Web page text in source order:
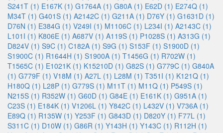
S241T (1) E167K (1) G1764A (1) G80A (1) E62D (1) E274Q (1)
M34T (1) G401S (1) A2142C (1) G211A (1) D76Y (1) G1631D (1)
D76N (1) E384G (1) V249I (1) M1106C (1) L234I (1) A2143C (1)
L101I (1) K806E (1) A687V (1) A119S (1) P1028S (1) A313G (1)
D824V (1) S9C (1) C182A (1) S9G (1) S153F (1) S1900D (1)
S1900C (1) R1644H (1) S1900A (1) T1456G (1) R702W (1)
T1565C (1) E1021K (1) K15210D (1) G82S (1) G779C (1) G840A
(1) G779F (1) V18M (1) A27L (1) L28M (1) T351I (1) K121Q (1)
H180Q (1) L28P (1) G779S (1) M11T (1) M11Q (1) P549S (1)
N215S (1) R352W (1) G60D (1) G84E (1) E161K (1) G951A (1)
C23S (1) E184K (1) V1206L (1) Y842C (1) L432V (1) V736A (1)
E89Q (1) R135W (1) Y253F (1) G843D (1) D820Y (1) F77L (1)
S311C (1) D10W (1) G86R (1) Y143H (1) Y143C (1) R112H (1)